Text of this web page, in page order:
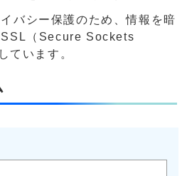
バシー保護のため、情報を暗
SSL（Secure Sockets
ています。